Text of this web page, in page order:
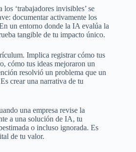
‘trabajadores invisibles’ se
documentar activamente los
un entorno donde la IA evalúa la
tangible de tu impacto único.
Implica registrar cómo tus
cómo tus ideas mejoraron un
resolvió un problema que un
crear una narrativa de tu
una empresa revise la
a una solución de IA, tu
o incluso ignorada. Es
de tu valor.